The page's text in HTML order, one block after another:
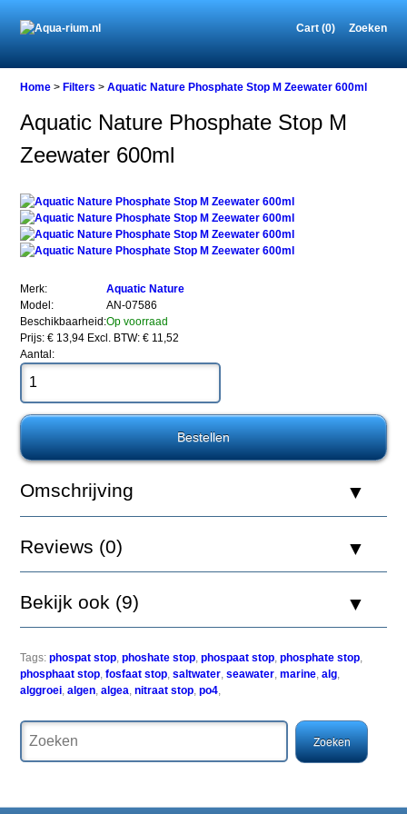
Cart (0) Zoeken
Home
Filters
Aquatic
Phosphate
Stop
M
Zeewater
Aquatic
Phosphate
Stop
M
Zeewater
vele
de
phospaatwaarde
(PO4)
hoog.
Home >Filters >Aquatic Nature Phosphate Stop M Zeewater 600ml
Aquatic Nature Phosphate Stop M
Zeewater 600ml
Merk:
Aquatic Nature
Model:
AN-07586
Beschikbaarheid:Op voorraad
Prijs: € 13,94 Excl. BTW: € 11,52
Aantal:
Omschrijving
Reviews (0)
Bekijk ook (9)
Tags: phospat stop,phoshate stop,phospaat stop,phosphate stop,
phosphaat stop,fosfaat stop,saltwater,seawater,marine,alg,
alggroei,algen,algea,nitraat stop,po4,